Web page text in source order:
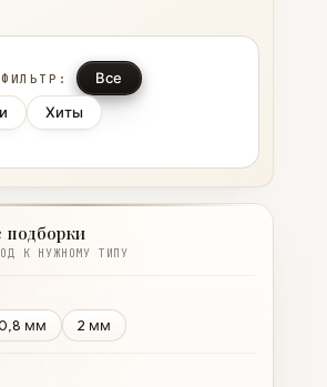
Все
Хиты
подборки
К НУЖНОМУ ТИПУ
мм 2 мм